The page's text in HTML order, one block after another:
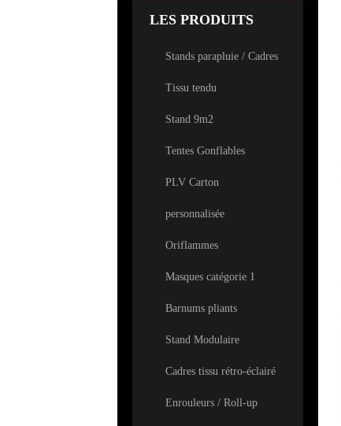
LES PRODUITS
Stands parapluie / Cadres
Tissu tendu
Stand 9m2
Tentes Gonflables
PLV Carton
personnalisée
Oriflammes
Masques catégorie 1
Barnums pliants
Stand Modulaire
Cadres tissu rétro-éclairé
Enrouleurs / Roll-up